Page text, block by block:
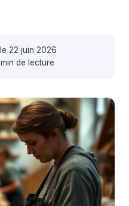
22 juin 2026·
de lecture